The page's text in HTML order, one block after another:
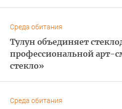
Среда обитания
Тулун объединяет
профессиональной арт-
стекло»
Среда обитания